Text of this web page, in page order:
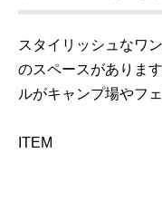
スタイリッシュなワ
のスペースがありま
ルがキャンプ場やフ
ITEM